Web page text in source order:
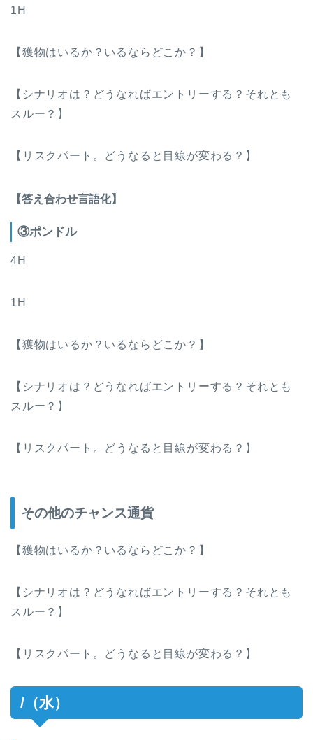
1H
【獲物はいるか？いるならどこか？】
【シナリオは？どうなればエントリーする？それとも
スルー？】
【リスクパート。どうなると目線が変わる？】
【答え合わせ言語化】
③ポンドル
4H
1H
【獲物はいるか？いるならどこか？】
【シナリオは？どうなればエントリーする？それとも
スルー？】
【リスクパート。どうなると目線が変わる？】
その他のチャンス通貨
【獲物はいるか？いるならどこか？】
【シナリオは？どうなればエントリーする？それとも
スルー？】
【リスクパート。どうなると目線が変わる？】
/（水）